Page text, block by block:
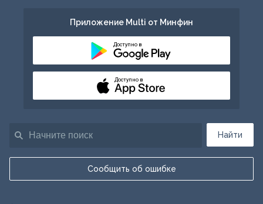
Найти
Сообщить об ошибке
Приложение Multi от Минфин
Доступно в
Доступно в